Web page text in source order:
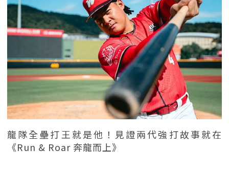
龍隊全壘打王就是他！見證兩代強打故事就在
《Run & Roar 奔龍而上》